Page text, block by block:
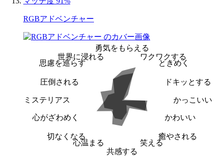
RGBアドベンチャー
勇気をもらえる
ワクワクする
ときめく
ドキッとする
かっこいい
かわいい
癒やされる
笑える
共感する
心温まる
切なくなる
心がざわめく
ミステリアス
圧倒される
思慮を巡らす
世界に浸れる